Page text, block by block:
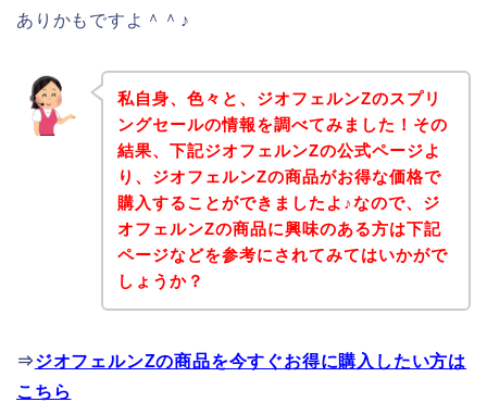
ありかもですよ＾＾♪
私自身、色々と、ジオフェルンZのスプリ
ングセールの情報を調べてみました！その
結果、下記ジオフェルンZの公式ページよ
り、ジオフェルンZの商品がお得な価格で
購入することができましたよ♪なので、ジ
オフェルンZの商品に興味のある方は下記
ページなどを参考にされてみてはいかがで
しょうか？
⇒ジオフェルンZの商品を今すぐお得に購入したい方は
こちら